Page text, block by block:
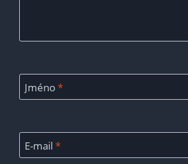
Jméno*
E-mail *